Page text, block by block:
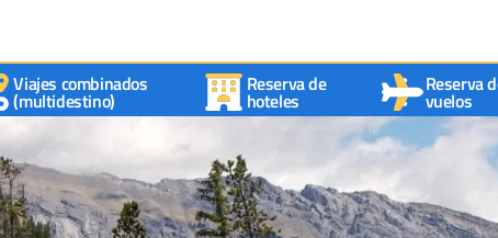
Viajes combinados
(multidestino)
Reserva de
hoteles
Reserva
vuelos